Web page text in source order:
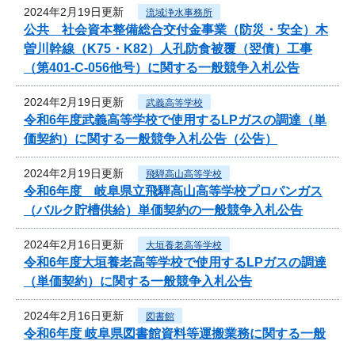
2024年2月19日更新 流域浄水事務所
公共 社会資本整備総合交付金事業（防災・安全）木
曽川幹線（K75・K82）人孔防食被覆（翌債）工事
（第401-C-056他号）に関する一般競争入札公告
2024年2月19日更新 武義高等学校
令和6年度武義高等学校で使用するLPガスの調達（単
価契約）に関する一般競争入札公告（公告）
2024年2月19日更新 飛騨高山高等学校
令和6年度 岐阜県立飛騨高山高等学校プロパンガス
（バルク貯槽供給）単価契約の一般競争入札公告
2024年2月16日更新 大垣養老高等学校
令和6年度大垣養老高等学校で使用するLPガスの調達
（単価契約）に関する一般競争入札公告
2024年2月16日更新 図書館
令和6年度 岐阜県図書館資料等運搬業務に関する一般